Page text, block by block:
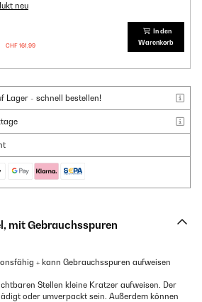
neu
CHF 161,99
In den
Warenkorb
Lager - schnell bestellen!
mit Gebrauchsspuren
+ kann Gebrauchsspuren aufweisen
Stellen kleine Kratzer aufweisen. Der
oder umverpackt sein. Außerdem können